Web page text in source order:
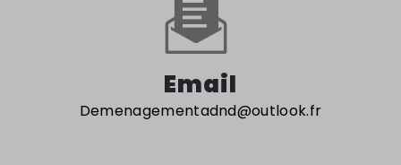
Email
demenagementadnd@outlook.fr